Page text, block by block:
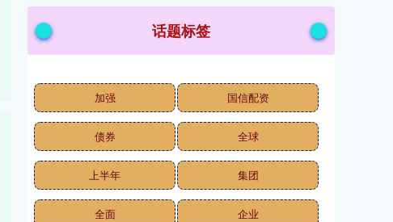
话题标签
加强 国信配资
债券 全球
上半年 集团
全面 企业